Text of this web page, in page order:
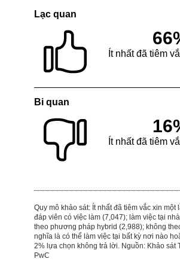
Lạc quan
Ít nhất đã tiêm
Bi quan
Ít nhất đã tiêm
Quy mô khảo sát: Ít nhất đã tiêm vắc xin
đáp viên có việc làm (7,047); làm việc tại
theo phương pháp hybrid (2,988); không
nghĩa là có thể làm việc tại bất kỳ nơi nào
2% lựa chọn không trả lời. Nguồn: Khảo sát
PwC